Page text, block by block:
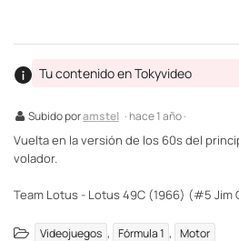
Subido poramstel · hace 1 año ·
Tu contenido en Tokyvideo
Vuelta en la versión de los 60s del
volador.
Team Lotus - Lotus 49C (1966) (#5 Jim
Videojuegos , Fórmula 1 , Motor